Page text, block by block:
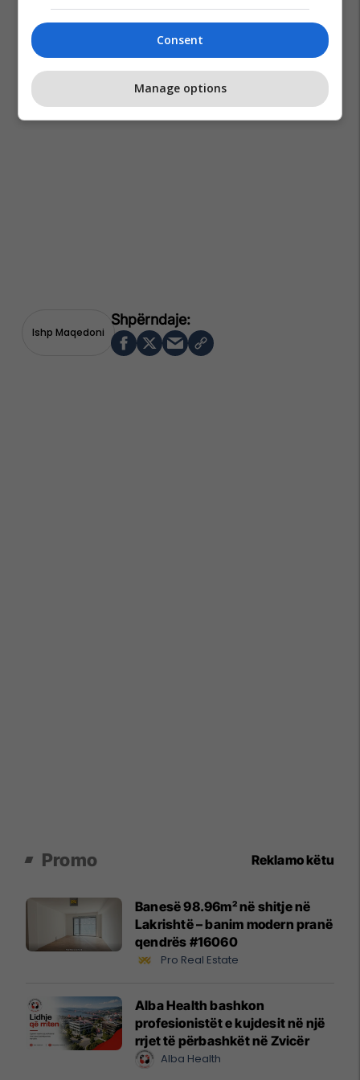
Ishp Maqedoni
Promo Reklamo këtu
Banesë 98.96m² në shitje në
Lakrishtë – banim modern pranë
qendrës #16060
Pro Real Estate
Alba Health bashkon
profesionistët e kujdesit në një
rrjet të përbashkët në Zvicër
Alba Health
Consent
Manage options